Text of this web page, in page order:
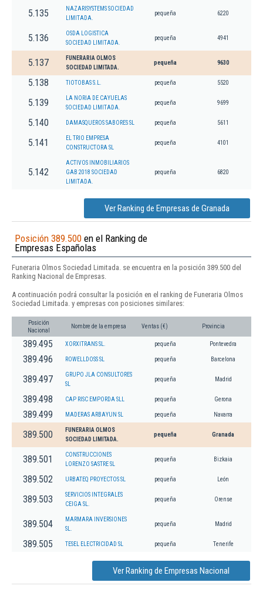
5.135
NAZARISYSTEMS SOCIEDAD
LIMITADA.
pequeña 6220
5.136
OSDA LOGISTICA
SOCIEDAD LIMITADA.
pequeña 4941
5.137
FUNERARIA OLMOS
SOCIEDAD LIMITADA.
pequeña 9630
5.138 TIOTOBAS S.L. pequeña 5520
5.139
LA NORIA DE CAYUELAS
SOCIEDAD LIMITADA.
pequeña 9699
5.140 DAMASQUEROS SABORES SL pequeña 5611
5.141
EL TRIO EMPRESA
CONSTRUCTORA SL
pequeña 4101
5.142
ACTIVOS INMOBILIARIOS
GAB 2018 SOCIEDAD
LIMITADA.
pequeña 6820
Ver Ranking de Empresas de Granada
Posición 389.500 en el Ranking de
Empresas Españolas
Funeraria Olmos Sociedad Limitada. se encuentra en la posición 389.500 del
Ranking Nacional de Empresas.
A continuación podrá consultar la posición en el ranking de Funeraria Olmos
Sociedad Limitada. y empresas con posiciones similares:
Posición
Nacional
Nombre de la empresa Ventas (€) Provincia
389.495 XORXITRANS SL. pequeña Pontevedra
389.496 ROWELLDOSS SL pequeña Barcelona
389.497
GRUPO JLA CONSULTORES
SL
pequeña Madrid
389.498 CAP RISC EMPORDA SLL pequeña Gerona
389.499 MADERAS ARBAYUN SL pequeña Navarra
389.500
FUNERARIA OLMOS
SOCIEDAD LIMITADA.
pequeña Granada
389.501
CONSTRUCCIONES
LORENZO SASTRE SL
pequeña Bizkaia
389.502 URBATEQ PROYECTOS SL pequeña León
389.503
SERVICIOS INTEGRALES
CEIGA SL.
pequeña Orense
389.504
MARMARA INVERSIONES
SL.
pequeña Madrid
389.505 TESEL ELECTRICIDAD SL pequeña Tenerife
Ver Ranking de Empresas Nacional